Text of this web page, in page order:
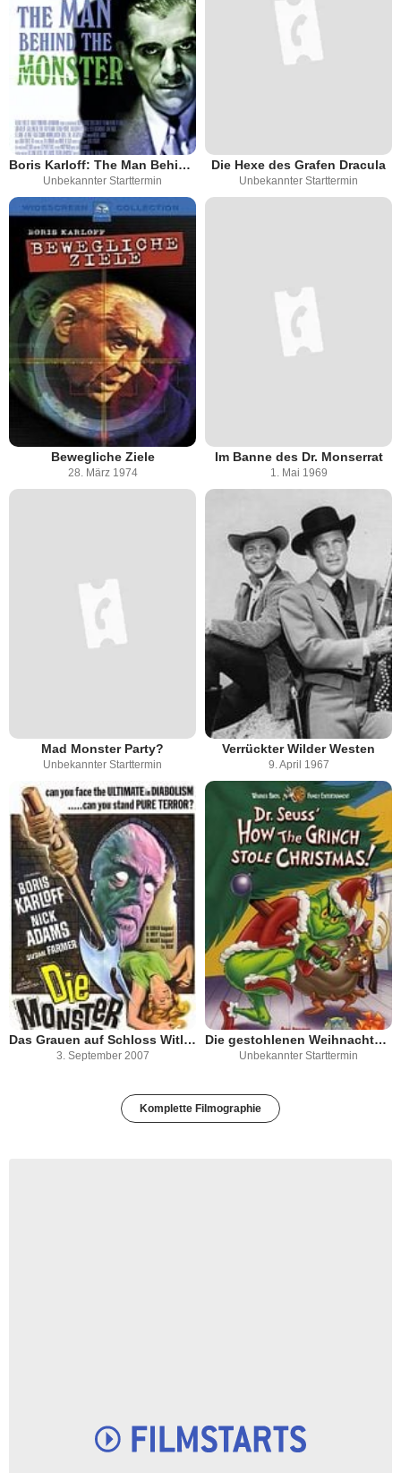
Boris Karloff: The Man Behind The Monster
Unbekannter Starttermin
Die Hexe des Grafen Dracula
Unbekannter Starttermin
Bewegliche Ziele
28. März 1974
Im Banne des Dr. Monserrat
1. Mai 1969
Mad Monster Party?
Unbekannter Starttermin
Verrückter Wilder Westen
9. April 1967
Das Grauen auf Schloss Witley
3. September 2007
Die gestohlenen Weihnachtsgeschenke
Unbekannter Starttermin
Komplette Filmographie